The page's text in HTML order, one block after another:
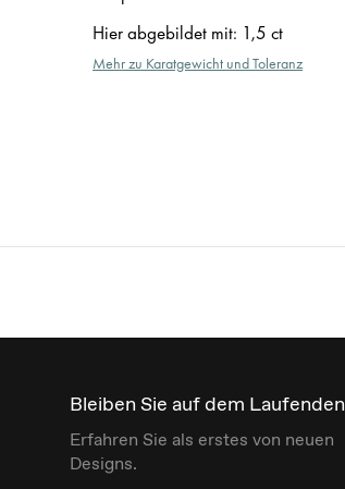
Hier abgebildet mit: 1,5 ct
Mehr zu Karatgewicht und Toleranz
Bleiben Sie auf dem Laufenden
Erfahren Sie als erstes von neuen
Designs.